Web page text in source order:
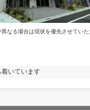
なる場合は現状を優先させていた
着いています